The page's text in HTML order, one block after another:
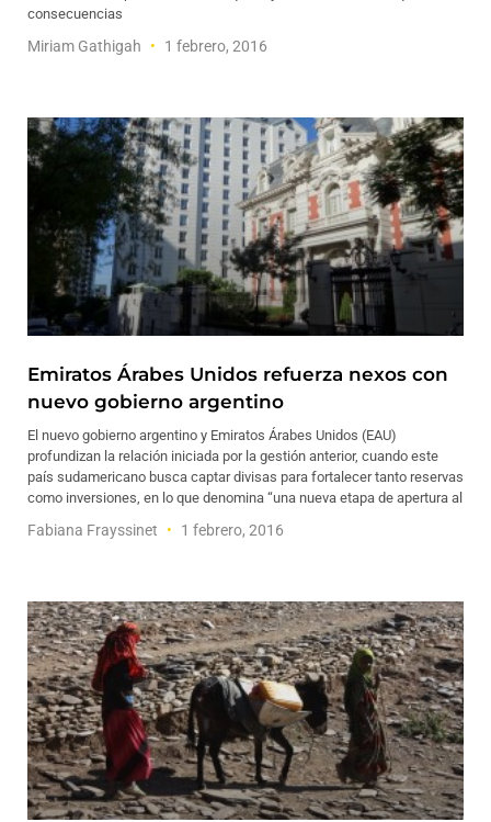
consecuencias
Miriam Gathigah 1 febrero, 2016
Emiratos Árabes Unidos refuerza nexos con
nuevo gobierno argentino
El nuevo gobierno argentino y Emiratos Árabes Unidos (EAU)
profundizan la relación iniciada por la gestión anterior, cuando este
país sudamericano busca captar divisas para fortalecer tanto reservas
como inversiones, en lo que denomina “una nueva etapa de apertura al
Fabiana Frayssinet 1 febrero, 2016